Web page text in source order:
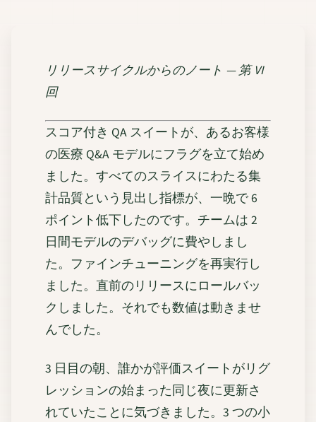
リリースサイクルからのノート — 第 VI
回
スコア付き QA スイートが、あるお客様
の医療 Q&A モデルにフラグを立て始め
ました。すべてのスライスにわたる集
計品質という見出し指標が、一晩で 6
ポイント低下したのです。チームは 2
日間モデルのデバッグに費やしまし
た。ファインチューニングを再実行し
ました。直前のリリースにロールバッ
クしました。それでも数値は動きませ
んでした。
3 日目の朝、誰かが評価スイートがリグ
レッションの始まった同じ夜に更新さ
れていたことに気づきました。3 つの小